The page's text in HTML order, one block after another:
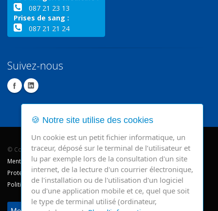
087 21 23 13
Prises de sang :
087 21 21 24
Suivez-nous
© Copyright 2026 - CHR Verviers.
Mentions légales
Protection des données
Politique de cookie
🍪 Notre site utilise des cookies
Un cookie est un petit fichier informatique, un
traceur, déposé sur le terminal de l’utilisateur et
lu par exemple lors de la consultation d'un site
internet, de la lecture d'un courrier électronique,
de l'installation ou de l'utilisation d'un logiciel
ou d'une application mobile et ce, quel que soit
le type de terminal utilisé (ordinateur,